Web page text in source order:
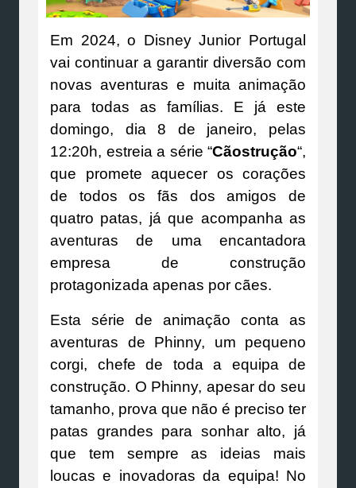
Em 2024, o Disney Junior Portugal
vai continuar a garantir diversão com
novas aventuras e muita animação
para todas as famílias. E já este
domingo, dia 8 de janeiro, pelas
12:20h, estreia a série “Cãostrução“,
que promete aquecer os corações
de todos os fãs dos amigos de
quatro patas, já que acompanha as
aventuras de uma encantadora
empresa de construção
protagonizada apenas por cães.
Esta série de animação conta as
aventuras de Phinny, um pequeno
corgi, chefe de toda a equipa de
construção. O Phinny, apesar do seu
tamanho, prova que não é preciso ter
patas grandes para sonhar alto, já
que tem sempre as ideias mais
loucas e inovadoras da equipa! No